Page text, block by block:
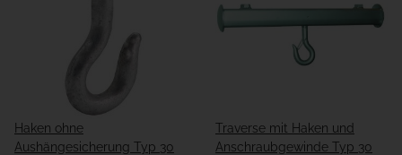
Haken ohne
Aushängesicherung Typ 30
Traverse mit Haken und
Anschraubgewinde Typ 30